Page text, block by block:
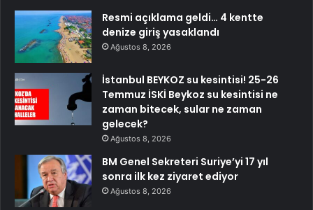
Resmi açıklama geldi… 4 kentte
denize giriş yasaklandı
Ağustos 8, 2026
İstanbul BEYKOZ su kesintisi! 25-26
Temmuz İSKİ Beykoz su kesintisi ne
zaman bitecek, sular ne zaman
gelecek?
Ağustos 8, 2026
BM Genel Sekreteri Suriye’yi 17 yıl
sonra ilk kez ziyaret ediyor
Ağustos 8, 2026